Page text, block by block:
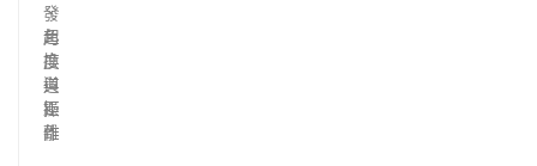
、
角
度
與
距
離
發
起
換
道
操
作